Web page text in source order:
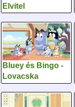
Elvitel
Bluey és Bingo -
Lovacska